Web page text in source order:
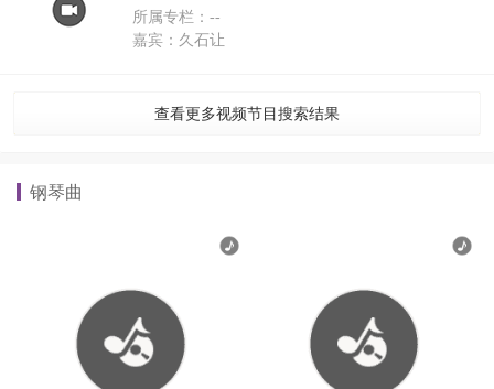
所属专栏：--
嘉宾：久石让
查看更多视频节目搜索结果
钢琴曲